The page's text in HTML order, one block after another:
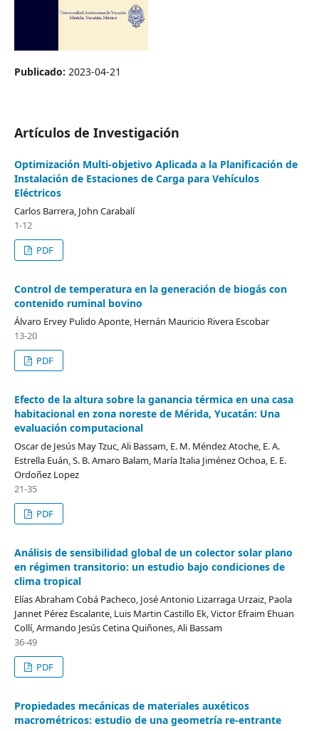
Publicado: 2023-04-21
Artículos de Investigación
Optimización Multi-objetivo Aplicada a la Planificación de
Instalación de Estaciones de Carga para Vehículos
Eléctricos
Carlos Barrera, John Carabalí
1-12
PDF
Control de temperatura en la generación de biogás con
contenido ruminal bovino
Álvaro Ervey Pulido Aponte, Hernán Mauricio Rivera Escobar
13-20
PDF
Efecto de la altura sobre la ganancia térmica en una casa
habitacional en zona noreste de Mérida, Yucatán: Una
evaluación computacional
Oscar de Jesús May Tzuc, Ali Bassam, E. M. Méndez Atoche, E. A.
Estrella Euán, S. B. Amaro Balam, María Italia Jiménez Ochoa, E. E.
Ordoñez Lopez
21-35
PDF
Análisis de sensibilidad global de un colector solar plano
en régimen transitorio: un estudio bajo condiciones de
clima tropical
Elías Abraham Cobá Pacheco, José Antonio Lizarraga Urzaiz, Paola
Jannet Pérez Escalante, Luis Martin Castillo Ek, Victor Efraim Ehuan
Collí, Armando Jesús Cetina Quiñones, Ali Bassam
36-49
PDF
Propiedades mecánicas de materiales auxéticos
macrométricos: estudio de una geometría re-entrante